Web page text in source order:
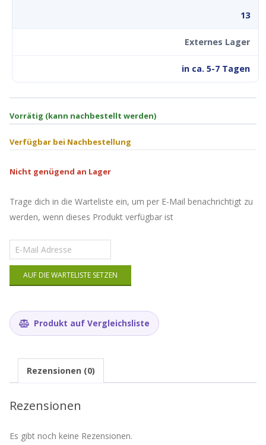
13
Externes Lager
in ca. 5-7 Tagen
Vorrätig (kann nachbestellt werden)
Verfügbar bei Nachbestellung
Nicht genügend an Lager
Trage dich in die Warteliste ein, um per E-Mail benachrichtigt zu
werden, wenn dieses Produkt verfügbar ist
Gib
deine
E-
Mail-
um
auf
die
für
dieses
Produkt
kommen
AUF DIE WARTELISTE SETZEN
Produkt auf Vergleichsliste
Rezensionen (0)
Rezensionen
Es gibt noch keine Rezensionen.